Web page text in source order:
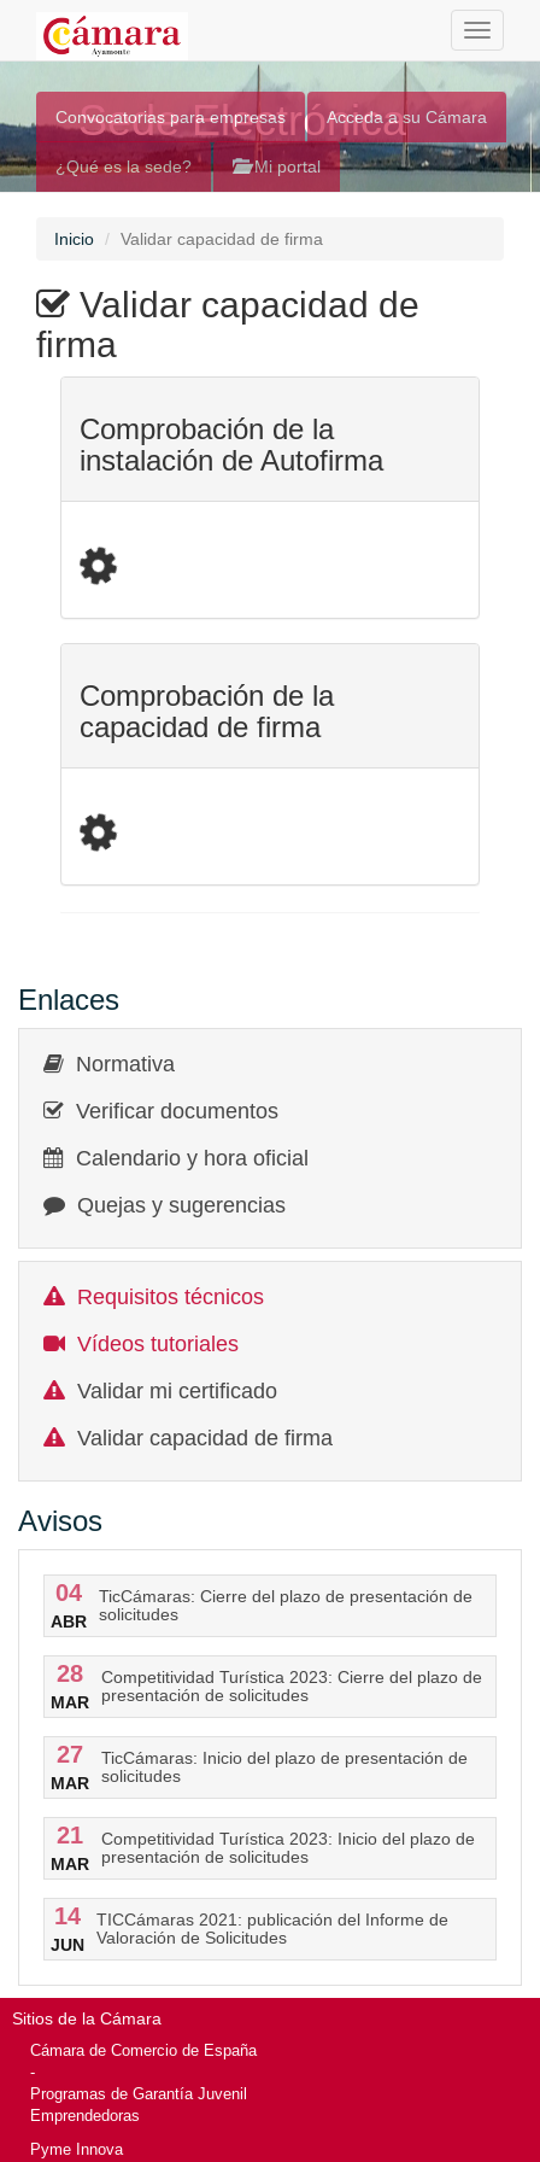
Toggle
Sede Electrónica
Convocatorias para empresas Acceda a su Cámara
¿Qué es la sede? Mi portal
Inicio Validar capacidad de firma
Validar capacidad de
firma
Comprobación de la
instalación de Autofirma
Comprobación de la
capacidad de firma
Enlaces
Normativa
Verificar documentos
Calendario y hora oficial
Quejas y sugerencias
Requisitos técnicos
Vídeos tutoriales
Validar mi certificado
Validar capacidad de firma
Avisos
04
ABR
TicCámaras: Cierre del plazo de presentación de
solicitudes
28
MAR
Competitividad Turística 2023: Cierre del plazo de
presentación de solicitudes
27
MAR
TicCámaras: Inicio del plazo de presentación de
solicitudes
21
MAR
Competitividad Turística 2023: Inicio del plazo de
presentación de solicitudes
14
JUN
TICCámaras 2021: publicación del Informe de
Valoración de Solicitudes
Sitios de la Cámara
Cámara de Comercio de España
-
Programas de Garantía Juvenil
Emprendedoras
Pyme Innova